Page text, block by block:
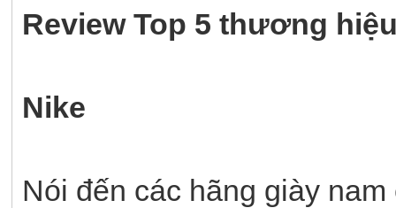
Review Top 5 thương
Nike
Nói đến các hãng giày